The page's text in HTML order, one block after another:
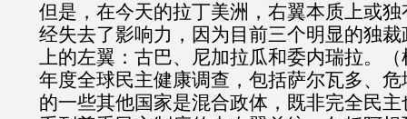
但是，在今天的拉丁美洲，右翼本质上或
经失去了影响力，因为目前三个明显的独
上的左翼：古巴、尼加拉瓜和委内瑞拉。
年度全球民主健康调查，包括萨尔瓦多、
的一些其他国家是混合政体，既非完全民